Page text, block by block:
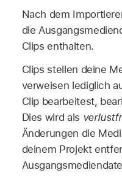
Nach dem
die
Clips enthalten.
Clips stellen deine
verweisen lediglich
Clip bearbeitest,
Dies wird als
Änderungen die
deinem Projekt